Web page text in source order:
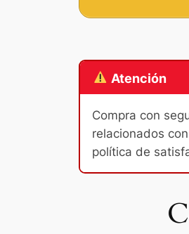
Atención
Compra con
relacionados
política de